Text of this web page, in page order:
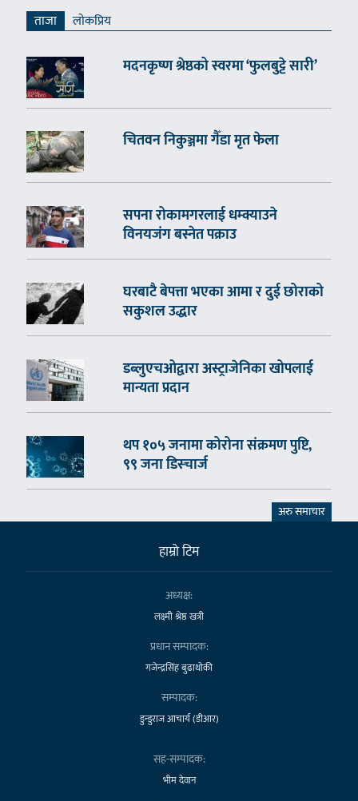
ताजा लाेकप्रिय
मदनकृष्ण श्रेष्ठको स्वरमा ‘फुलबुट्टे सारी’
चितवन निकुञ्जमा गैँडा मृत फेला
सपना रोकामगरलाई धम्क्याउने
विनयजंग बस्नेत पक्राउ
घरबाटै बेपत्ता भएका आमा र दुई छोराको
सकुशल उद्धार
डब्लुएचओद्वारा अस्ट्राजेनिका खोपलाई
मान्यता प्रदान
थप १०५ जनामा कोरोना संक्रमण पुष्टि,
९९ जना डिस्चार्ज
अरु समाचार
हाम्राे टिम
अध्यक्ष:
लक्ष्मी श्रेष्ठ खत्री
प्रधान सम्पादक:
गजेन्द्रसिंह बुढाथोकी
सम्पादक:
डुन्डुराज आचार्य (डीआर)
सह-सम्पादक:
भीम देवान